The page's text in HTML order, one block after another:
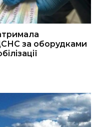
за оборудками